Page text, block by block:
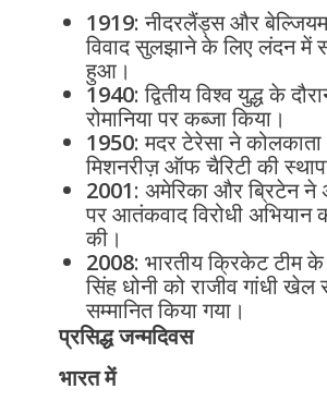
1919: नीदरलैंड्स और
विवाद सुलझाने के लिए लंदन में
हुआ।
1940: द्वितीय विश्व युद्ध के
रोमानिया पर कब्जा किया।
1950: मदर टेरेसा ने कोलकाता
मिशनरीज़ ऑफ चैरिटी की
2001: अमेरिका और ब्रिटेन ने
पर आतंकवाद विरोधी
की।
2008: भारतीय क्रिकेट टीम
सिंह धोनी को राजीव गांधी खेल
सम्मानित किया गया।
प्रसिद्ध जन्मदिवस
भारत में